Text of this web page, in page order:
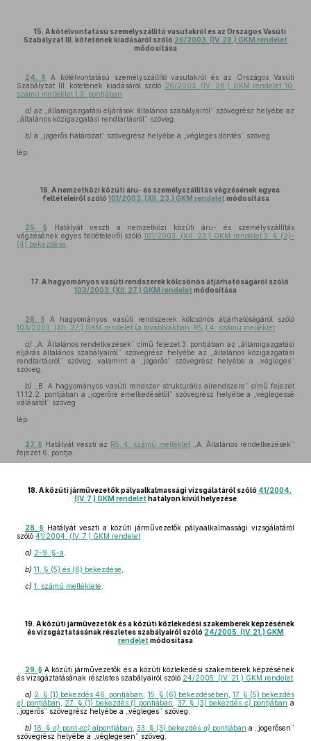
15. A kötélvontatású személyszállító vasutakról és az Országos Vasúti
Szabályzat III. kötetének kiadásáról szóló 26/2003. (IV. 28.) GKM rendelet
módosítása
24. § A kötélvontatású személyszállító vasutakról és az Országos Vasúti
Szabályzat III. kötetének kiadásáról szóló 26/2003. (IV. 28.) GKM rendelet 10.
számú melléklet 1.3. pontjában
a) az „államigazgatási eljárások általános szabályairól” szövegrész helyébe az
„általános közigazgatási rendtartásról” szöveg,
b) a „jogerős határozat” szövegrész helyébe a „végleges döntés” szöveg
lép.
16. A nemzetközi közúti áru- és személyszállítás végzésének egyes
feltételeiről szóló 101/2003. (XII. 23.) GKM rendelet módosítása
25. § Hatályát veszti a nemzetközi közúti áru- és személyszállítás
végzésének egyes feltételeiről szóló101/2003. (XII. 23.) GKM rendelet 3. § (2)–
(4) bekezdése
17. A hagyományos vasúti rendszerek kölcsönös átjárhatóságáról szóló
103/2003. (XII. 27.) GKM rendelet módosítása
26. § A hagyományos vasúti rendszerek kölcsönös átjárhatóságáról szóló
103/2003. (XII. 27.) GKM rendelet (a továbbiakban: R5.) 4. számú melléklet
a) „A. Általános rendelkezések” című fejezet 3. pontjában az „államigazgatási
eljárás általános szabályairól” szövegrész helyébe az „általános közigazgatási
rendtartásról” szöveg, valamint a „jogerős” szövegrész helyébe a „végleges”
szöveg,
b) „B. A hagyományos vasúti rendszer strukturális alrendszere” című fejezet
1.1.12.2. pontjában a „jogerőre emelkedésétől” szövegrész helyébe a „véglegessé
válásától” szöveg
lép.
27. § Hatályát veszti az R5. 4. számú melléklet „A. Általános rendelkezések”
fejezet 6. pontja.
18. A közúti járművezetők pályaalkalmassági vizsgálatáról szóló 41/2004.
(IV. 7.) GKM rendelet hatályon kívül helyezése
28. § Hatályát veszti a közúti járművezetők pályaalkalmassági vizsgálatáról
szóló 41/2004. (IV. 7.) GKM rendelet
a) 2–9. §-a
b) 11. § (5) és (6) bekezdése
c) 1. számú melléklete
19. A közúti járművezetők és a közúti közlekedési szakemberek képzésének
és vizsgáztatásának részletes szabályairól szóló 24/2005. (IV. 21.) GKM
rendelet módosítása
29. § A közúti járművezetők és a közúti közlekedési szakemberek képzésének
és vizsgáztatásának részletes szabályairól szóló 24/2005. (IV. 21.) GKM rendelet
a) 2. § (1) bekezdés 46. pontjában 15. § (6) bekezdésében 17. § (5) bekezdés
e) pontjában 27. § (1) bekezdésf) pontjában 37. § (3) bekezdés c) pontjában a
„jogerős” szövegrész helyébe a „végleges” szöveg,
b) 16. §e) pont ec) alpontjában ,33. § (3) bekezdés a) pontjában a „jogerősen”
szövegrész helyébe a „véglegesen” szöveg,